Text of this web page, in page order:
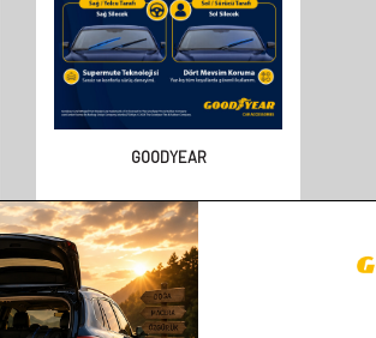
GOODYEAR
GOODYEAR VOLKSWAGEN
TOURAN SUPERMUTE 2'LI MUZ
SILECEK TAKIMI 2006-2010 MPV
(600MM+650MM)
610,00 TL
305,00TL